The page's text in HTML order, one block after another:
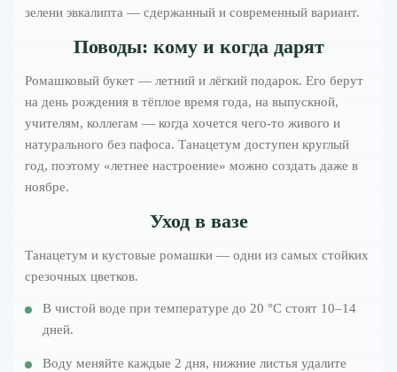
зелени эвкалипта — сдержанный и современный вариант.
Поводы: кому и когда дарят
Ромашковый букет — летний и лёгкий подарок. Его берут
на день рождения в тёплое время года, на выпускной,
учителям, коллегам — когда хочется чего-то живого и
натурального без пафоса. Танацетум доступен круглый
год, поэтому «летнее настроение» можно создать даже в
ноябре.
Уход в вазе
Танацетум и кустовые ромашки — одни из самых стойких
срезочных цветков.
В чистой воде при температуре до 20 °C стоят 10–14
дней.
Воду меняйте каждые 2 дня, нижние листья удалите